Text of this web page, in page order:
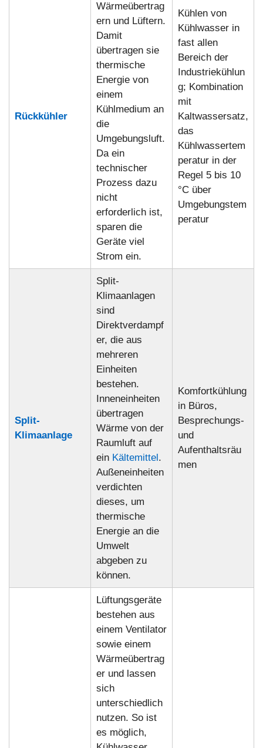
Rückkühler
Wärmeübertrag
ern und Lüftern.
Damit
übertragen sie
thermische
Energie von
einem
Kühlmedium an
die
Umgebungsluft.
Da ein
technischer
Prozess dazu
nicht
erforderlich ist,
sparen die
Geräte viel
Strom ein.
Kühlen von
Kühlwasser in
fast allen
Bereich der
Industriekühlun
g; Kombination
mit
Kaltwassersatz,
das
Kühlwassertem
peratur in der
Regel 5 bis 10
°C über
Umgebungstem
peratur
Split-
Klimaanlage
Split-
Klimaanlagen
sind
Direktverdampf
er, die aus
mehreren
Einheiten
bestehen.
Inneneinheiten
übertragen
Wärme von der
Raumluft auf
ein Kältemittel .
Außeneinheiten
verdichten
dieses, um
thermische
Energie an die
Umwelt
abgeben zu
können.
Komfortkühlung
in Büros,
Besprechungs-
und
Aufenthaltsräu
men
Lüftungsgeräte
bestehen aus
einem Ventilator
sowie einem
Wärmeübertrag
er und lassen
sich
unterschiedlich
nutzen. So ist
es möglich,